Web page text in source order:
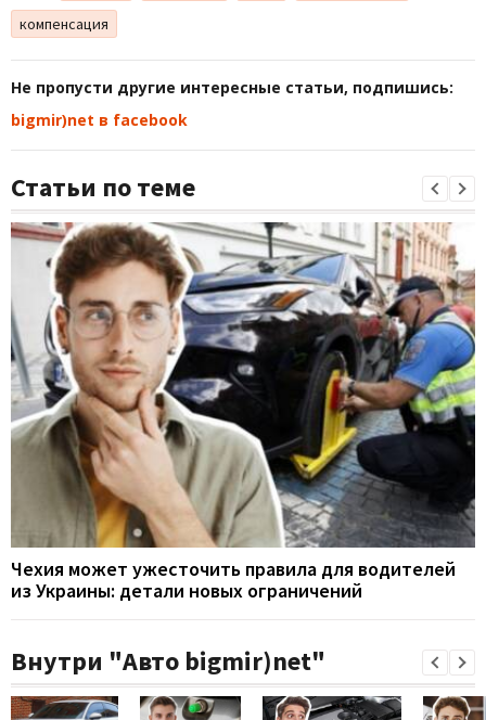
компенсация
Не пропусти другие интересные статьи, подпишись:
bigmir)net в facebook
Статьи по теме
Чехия может ужесточить правила для водителей
из Украины: детали новых ограничений
Внутри "Авто bigmir)net"